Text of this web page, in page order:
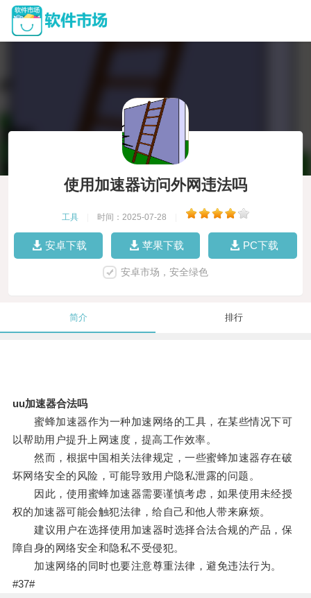
使用加速器访问外网违法吗
工具 时间：2025-07-28
安卓下载 苹果下载 PC下载
安卓市场，安全绿色
简介 排行
uu加速器合法吗
蜜蜂加速器作为一种加速网络的工具，在某些情况下可
以帮助用户提升上网速度，提高工作效率。
然而，根据中国相关法律规定，一些蜜蜂加速器存在破
坏网络安全的风险，可能导致用户隐私泄露的问题。
因此，使用蜜蜂加速器需要谨慎考虑，如果使用未经授
权的加速器可能会触犯法律，给自己和他人带来麻烦。
建议用户在选择使用加速器时选择合法合规的产品，保
障自身的网络安全和隐私不受侵犯。
加速网络的同时也要注意尊重法律，避免违法行为。
#37#